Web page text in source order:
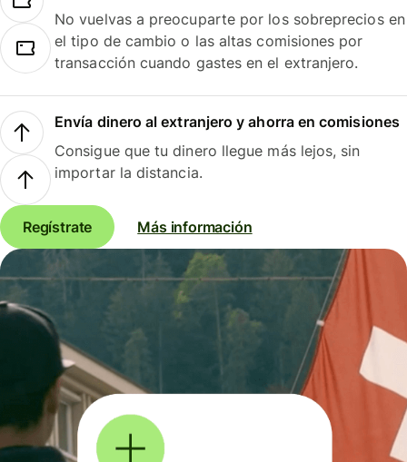
No vuelvas a preocuparte por los sobreprecios en
el tipo de cambio o las altas comisiones por
transacción cuando gastes en el extranjero.
Envía dinero al extranjero y ahorra en comisiones
Consigue que tu dinero llegue más lejos, sin
importar la distancia.
Regístrate Más información